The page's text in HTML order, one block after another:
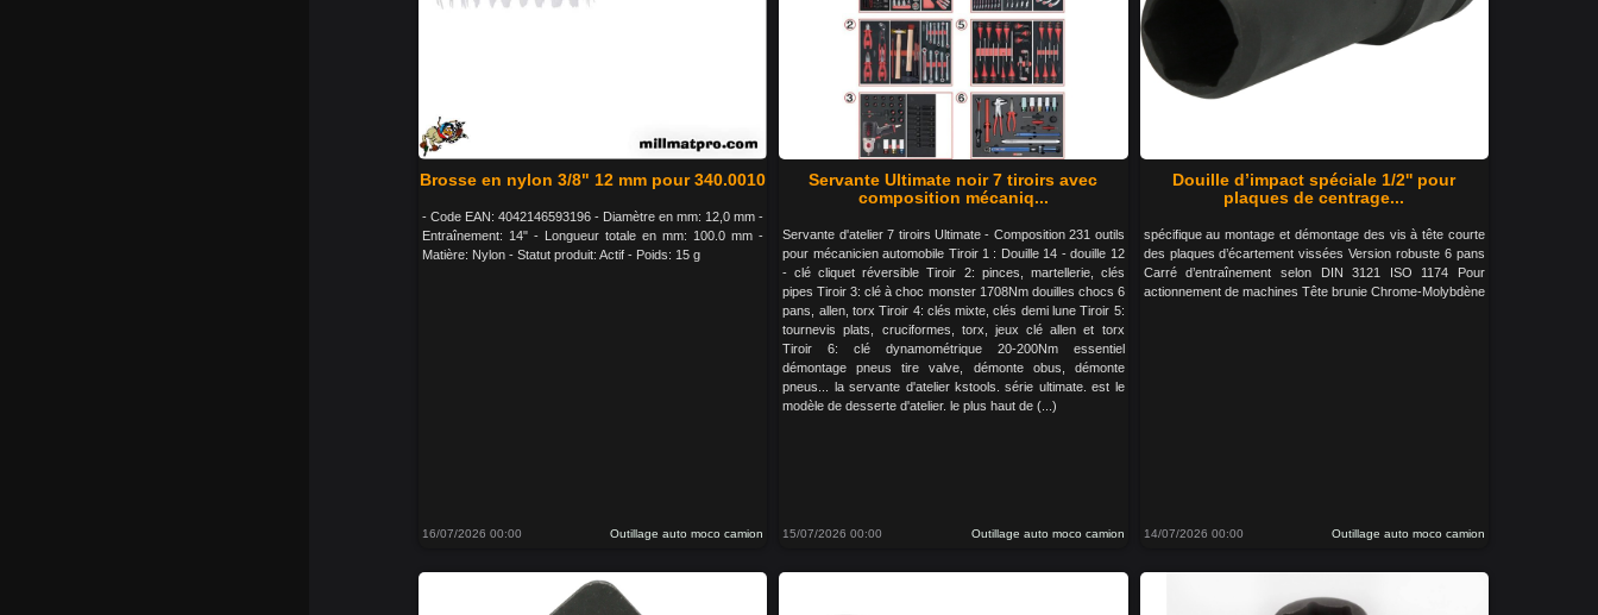
Brosse en nylon 3/8" 12 mm pour 340.0010
- Code EAN: 4042146593196 - Diamètre en mm: 12,0 mm -
Entraînement: 14" - Longueur totale en mm: 100.0 mm -
Matière: Nylon - Statut produit: Actif - Poids: 15 g
16/07/2026 00:00 Outillage auto moco camion
Servante Ultimate noir 7 tiroirs avec
composition mécaniq...
Servante d'atelier 7 tiroirs Ultimate - Composition 231 outils
pour mécanicien automobile Tiroir 1 : Douille 14 - douille 12
- clé cliquet réversible Tiroir 2: pinces, martellerie, clés
pipes Tiroir 3: clé à choc monster 1708Nm douilles chocs 6
pans, allen, torx Tiroir 4: clés mixte, clés demi lune Tiroir 5:
tournevis plats, cruciformes, torx, jeux clé allen et torx
Tiroir 6: clé dynamométrique 20-200Nm essentiel
démontage pneus tire valve, démonte obus, démonte
pneus... la servante d'atelier kstools. série ultimate. est le
modèle de desserte d'atelier. le plus haut de (...)
15/07/2026 00:00 Outillage auto moco camion
Douille d’impact spéciale 1/2'' pour
plaques de centrage...
spécifique au montage et démontage des vis à tête courte
des plaques d’écartement vissées Version robuste 6 pans
Carré d’entraînement selon DIN 3121 ISO 1174 Pour
actionnement de machines Tête brunie Chrome-Molybdène
14/07/2026 00:00 Outillage auto moco camion